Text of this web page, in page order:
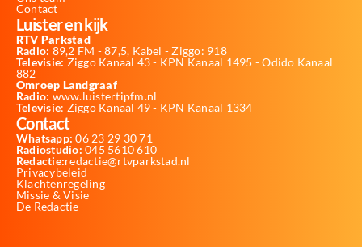
Contact
Luister en kijk
RTV Parkstad
Radio: 89,2 FM - 87,5, Kabel - Ziggo: 918
Televisie: Ziggo Kanaal 43 - KPN Kanaal 1495 - Odido Kanaal
882
Omroep Landgraaf
Radio: www.luistertipfm.nl
Televisie: Ziggo Kanaal 49 - KPN Kanaal 1334
Contact
Whatsapp: 06 23 29 30 71
Radiostudio: 045 5610 610
Redactie:redactie@rtvparkstad.nl
Privacybeleid
Klachtenregeling
Missie & Visie
De Redactie